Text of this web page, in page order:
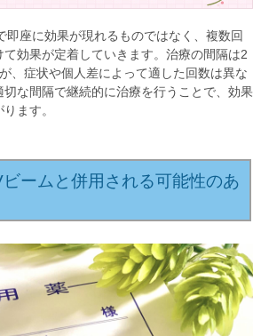
即座に効果が現れるものではなく、複数回
効果が定着していきます。治療の間隔は2
、症状や個人差によって適した回数は異な
切な間隔で継続的に治療を行うことで、効果
ます。
ームと併用される可能性のあ